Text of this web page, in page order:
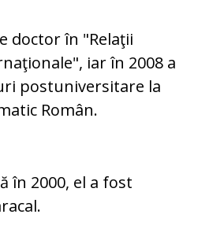
doctor în "Relaţii
iar în 2008 a
postuniversitare la
Român.
în 2000, el a fost